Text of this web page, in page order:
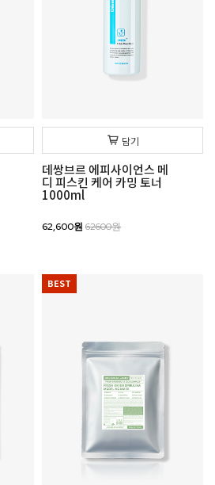
담기
데쌍브르 에피사이언스 메
디 피스킨 케어 카밍 토너
1000ml
62,600원 62600원
BEST